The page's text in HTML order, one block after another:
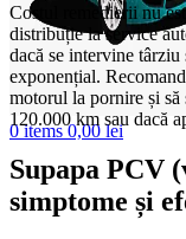
0items 0,00lei
Costul remedierii nu
distribuție la service
dacă se intervine
exponențial.
motorul la pornire și
120.000 km sau dacă
Supapa PCV
simptome și